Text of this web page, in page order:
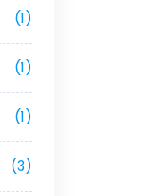
(1)
(1)
(1)
(3)